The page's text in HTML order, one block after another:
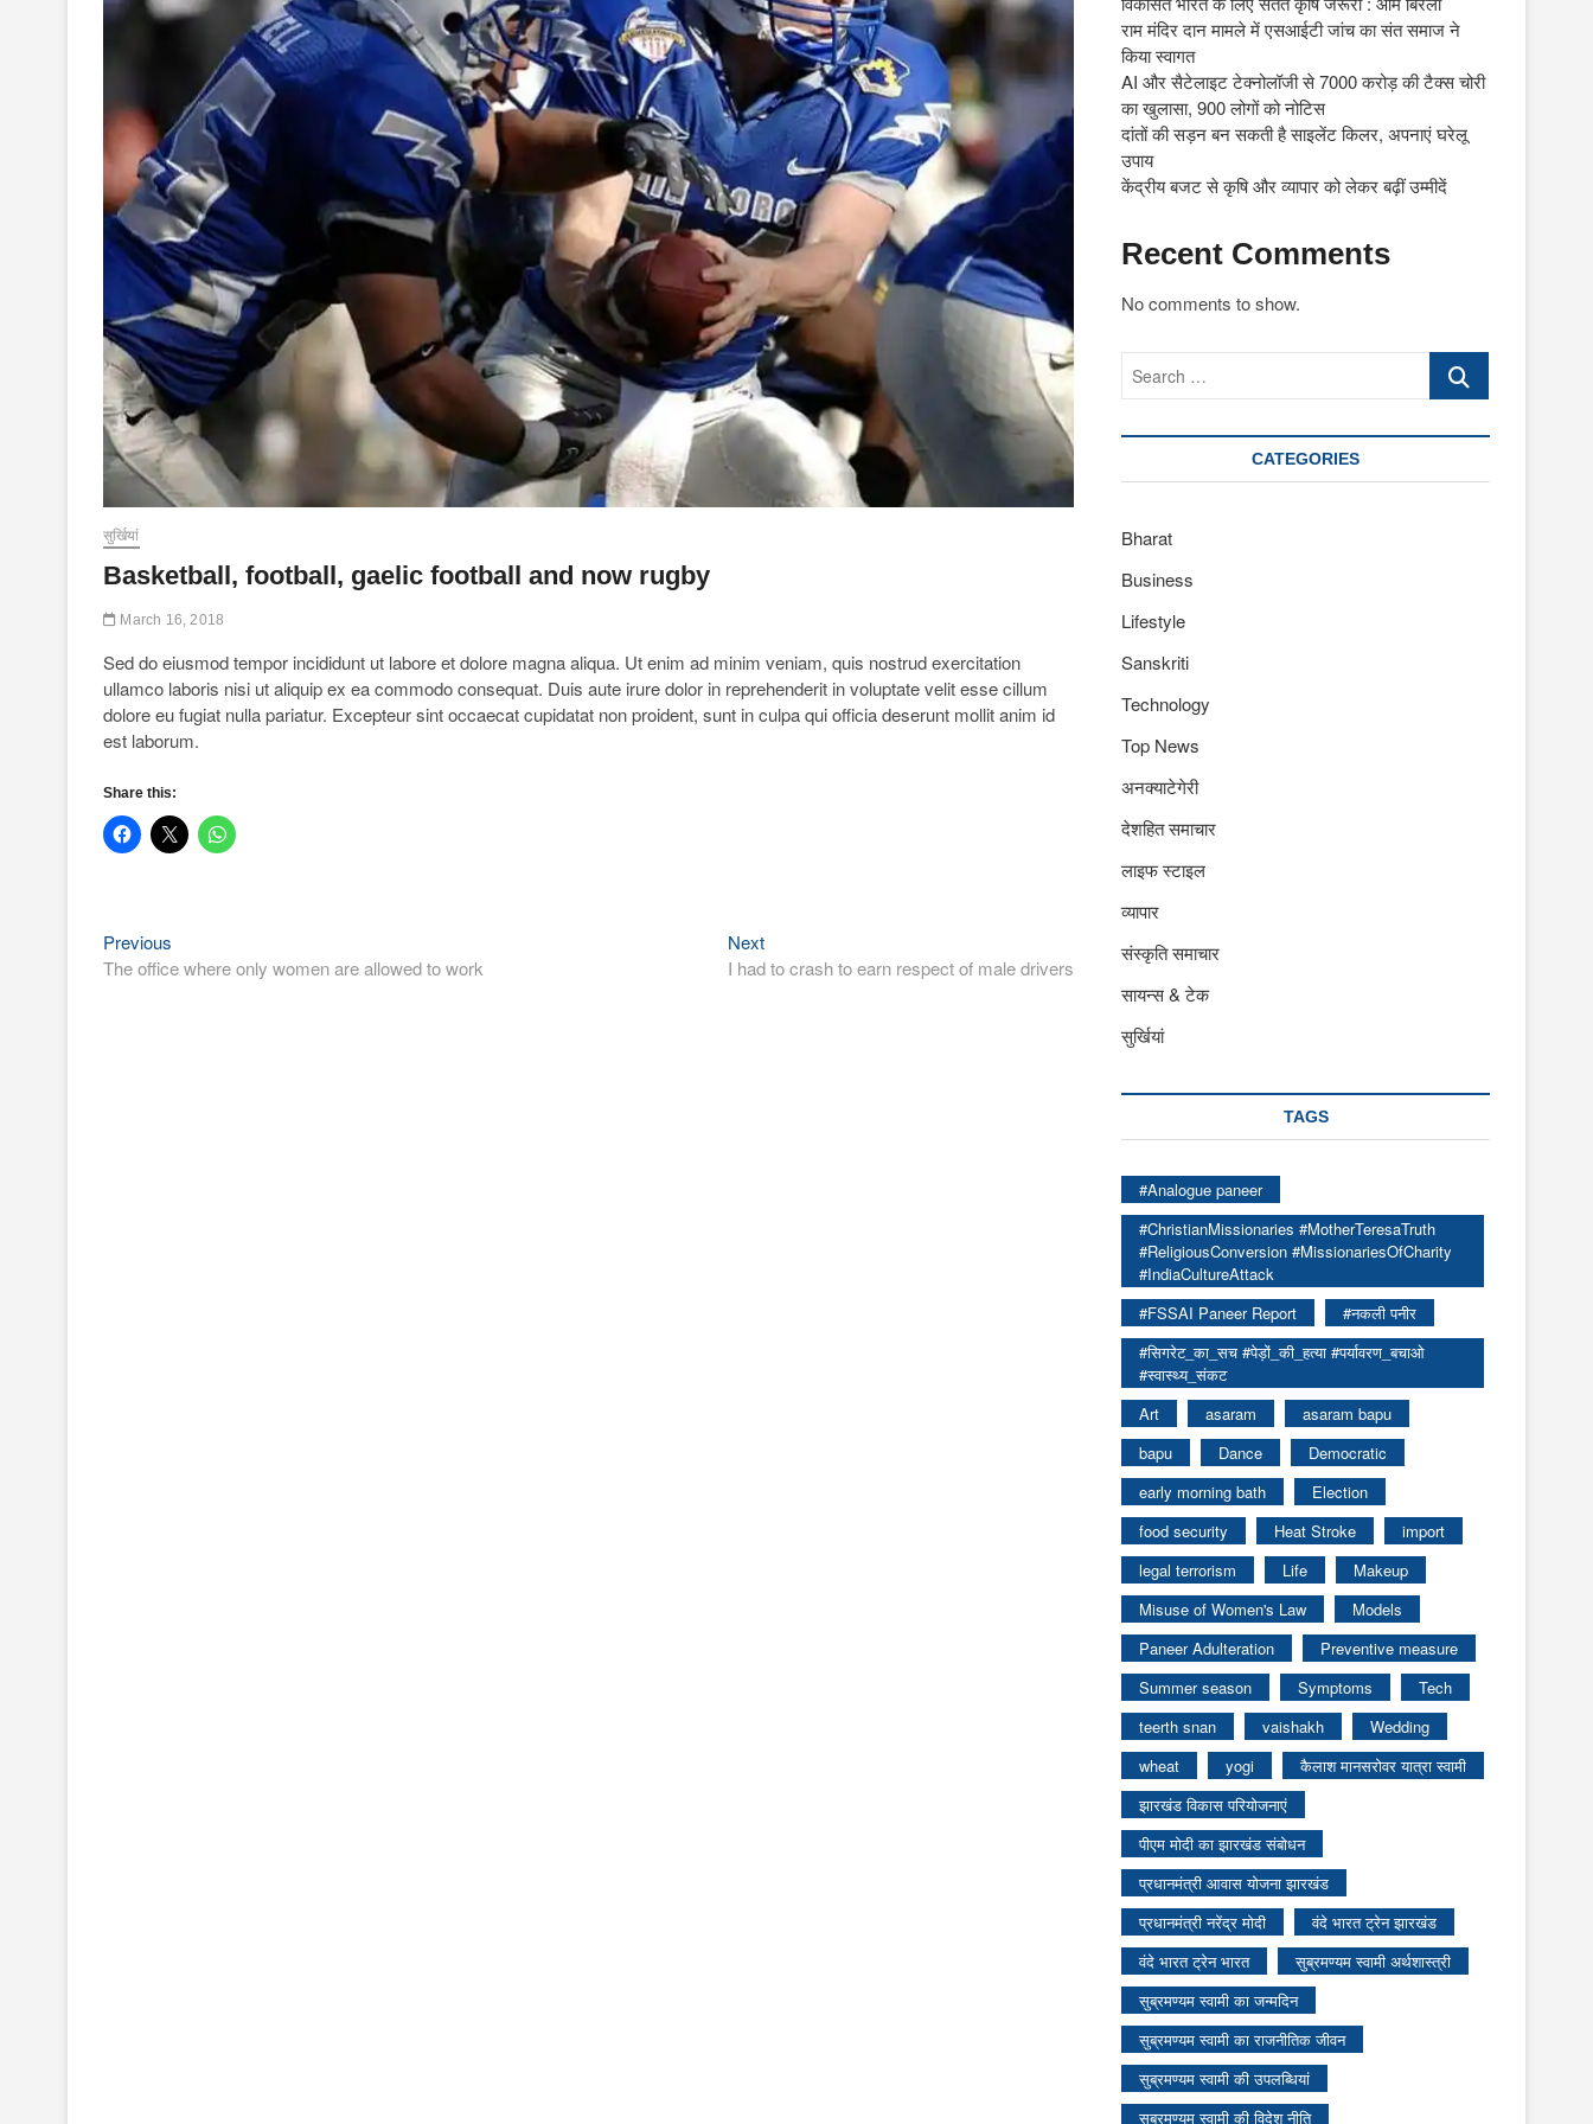
सुर्खियां
Basketball, football, gaelic football and now rugby
March 16, 2018
Sed do eiusmod tempor incididunt ut labore et dolore magna aliqua. Ut enim ad minim veniam, quis nostrud exercitation
ullamco laboris nisi ut aliquip ex ea commodo consequat. Duis aute irure dolor in reprehenderit in voluptate velit esse cillum
dolore eu fugiat nulla pariatur. Excepteur sint occaecat cupidatat non proident, sunt in culpa qui officia deserunt mollit anim id
est laborum.
Share this:
Post
navigation
Previous
post:
The office where only women are allowed to work
NextNext
post:
I had to crash to earn respect of male drivers
राम मंदिर दान मामले में एसआईटी जांच का संत समाज ने
किया स्वागत
AI और सैटेलाइट टेक्नोलॉजी से 7000 करोड़ की टैक्स चोरी
का खुलासा, 900 लोगों को नोटिस
दांतों की सड़न बन सकती है साइलेंट किलर, अपनाएं घरेलू
उपाय
केंद्रीय बजट से कृषि और व्यापार को लेकर बढ़ीं उम्मीदें
Recent Comments
No comments to show.
Search
CATEGORIES
Bharat
Business
Lifestyle
Sanskriti
Technology
Top News
अनक्याटेगेरी
देशहित समाचार
लाइफ स्टाइल
व्यापार
संस्कृति समाचार
सायन्स & टेक
सुर्खियां
TAGS
#Analogue paneer
#ChristianMissionaries #MotherTeresaTruth
#ReligiousConversion #MissionariesOfCharity
#IndiaCultureAttack
#FSSAI Paneer Report
#नकली पनीर
#सिगरेट_का_सच #पेड़ों_की_हत्या #पर्यावरण_बचाओ
#स्वास्थ्य_संकट
Art
asaram
asaram bapu
bapu
Dance
Democratic
early morning bath
Election
food security
Heat Stroke
import
legal terrorism
Life
Makeup
Misuse of Women's Law
Models
Paneer Adulteration
Preventive measure
Summer season
Symptoms
Tech
teerth snan
vaishakh
Wedding
wheat
yogi
कैलाश मानसरोवर यात्रा स्वामी
झारखंड विकास परियोजनाएं
पीएम मोदी का झारखंड संबोधन
प्रधानमंत्री आवास योजना झारखंड
प्रधानमंत्री नरेंद्र मोदी
वंदे भारत ट्रेन झारखंड
वंदे भारत ट्रेन भारत
सुब्रमण्यम स्वामी अर्थशास्त्री
सुब्रमण्यम स्वामी का जन्मदिन
सुब्रमण्यम स्वामी का राजनीतिक जीवन
सुब्रमण्यम स्वामी की उपलब्धियां
सुब्रमण्यम स्वामी की विदेश नीति